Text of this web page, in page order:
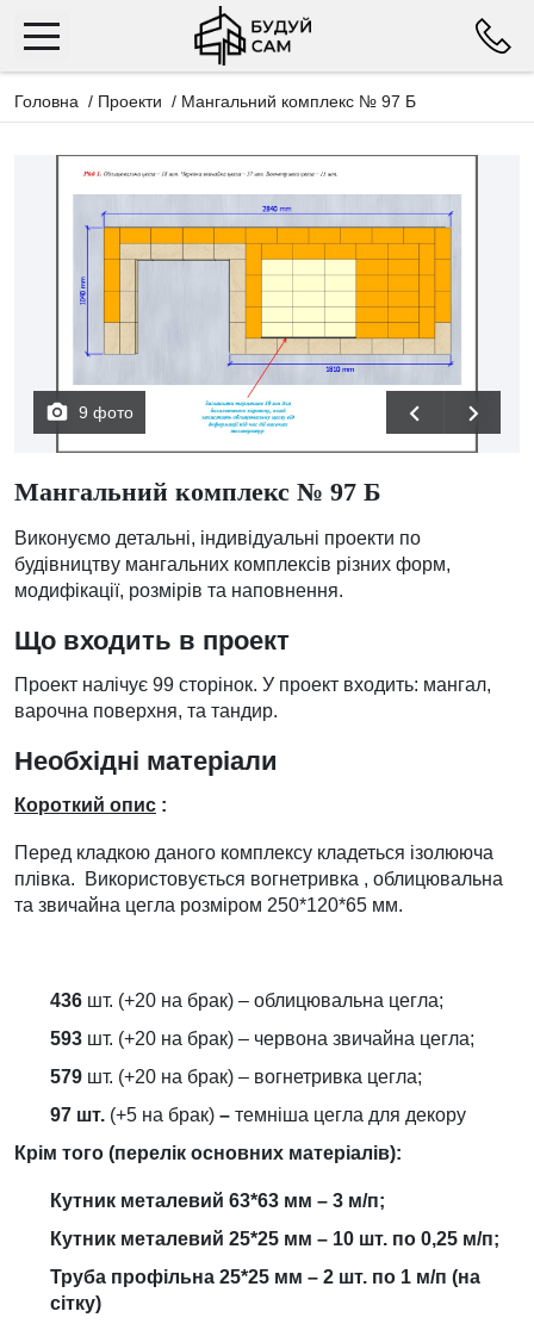
Головна / Проекти / Мангальний комплекс № 97 Б
9 фото
Мангальний комплекс № 97 Б
Виконуємо детальні, індивідуальні проекти по
будівництву мангальних комплексів різних форм,
модифікації, розмірів та наповнення.
Що входить в проект
Проект налічує 99 сторінок. У проект входить: мангал,
варочна поверхня, та тандир.
Необхідні матеріали
Короткий опис :
Перед кладкою даного комплексу кладеться ізолююча
плівка. Використовується вогнетривка , облицювальна
та звичайна цегла розміром 250*120*65 мм.
436 шт. (+20 на брак) – облицювальна цегла;
593 шт. (+20 на брак) – червона звичайна цегла;
579 шт. (+20 на брак) – вогнетривка цегла;
97 шт. (+5 на брак) – темніша цегла для декору
Крім того (перелік основних матеріалів):
Кутник металевий 63*63 мм – 3 м/п;
Кутник металевий 25*25 мм – 10 шт. по 0,25 м/п;
Труба профільна 25*25 мм – 2 шт. по 1 м/п (на
сітку)